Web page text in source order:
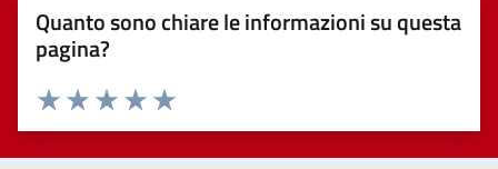
Quanto sono chiare le informazioni su questa
pagina?
Valuta 5 stelle su 5
Valuta 4 stelle su 5
Valuta 3 stelle su 5
Valuta 2 stelle su 5
Valuta 1 stelle su 5